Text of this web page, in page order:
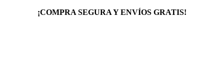
¡COMPRA SEGURA Y ENVÍOS GRATIS!